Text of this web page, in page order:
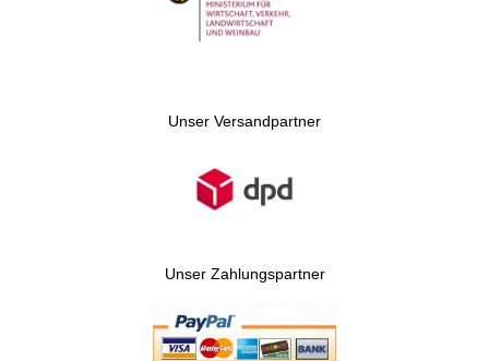
Unser Versandpartner
Unser Zahlungspartner